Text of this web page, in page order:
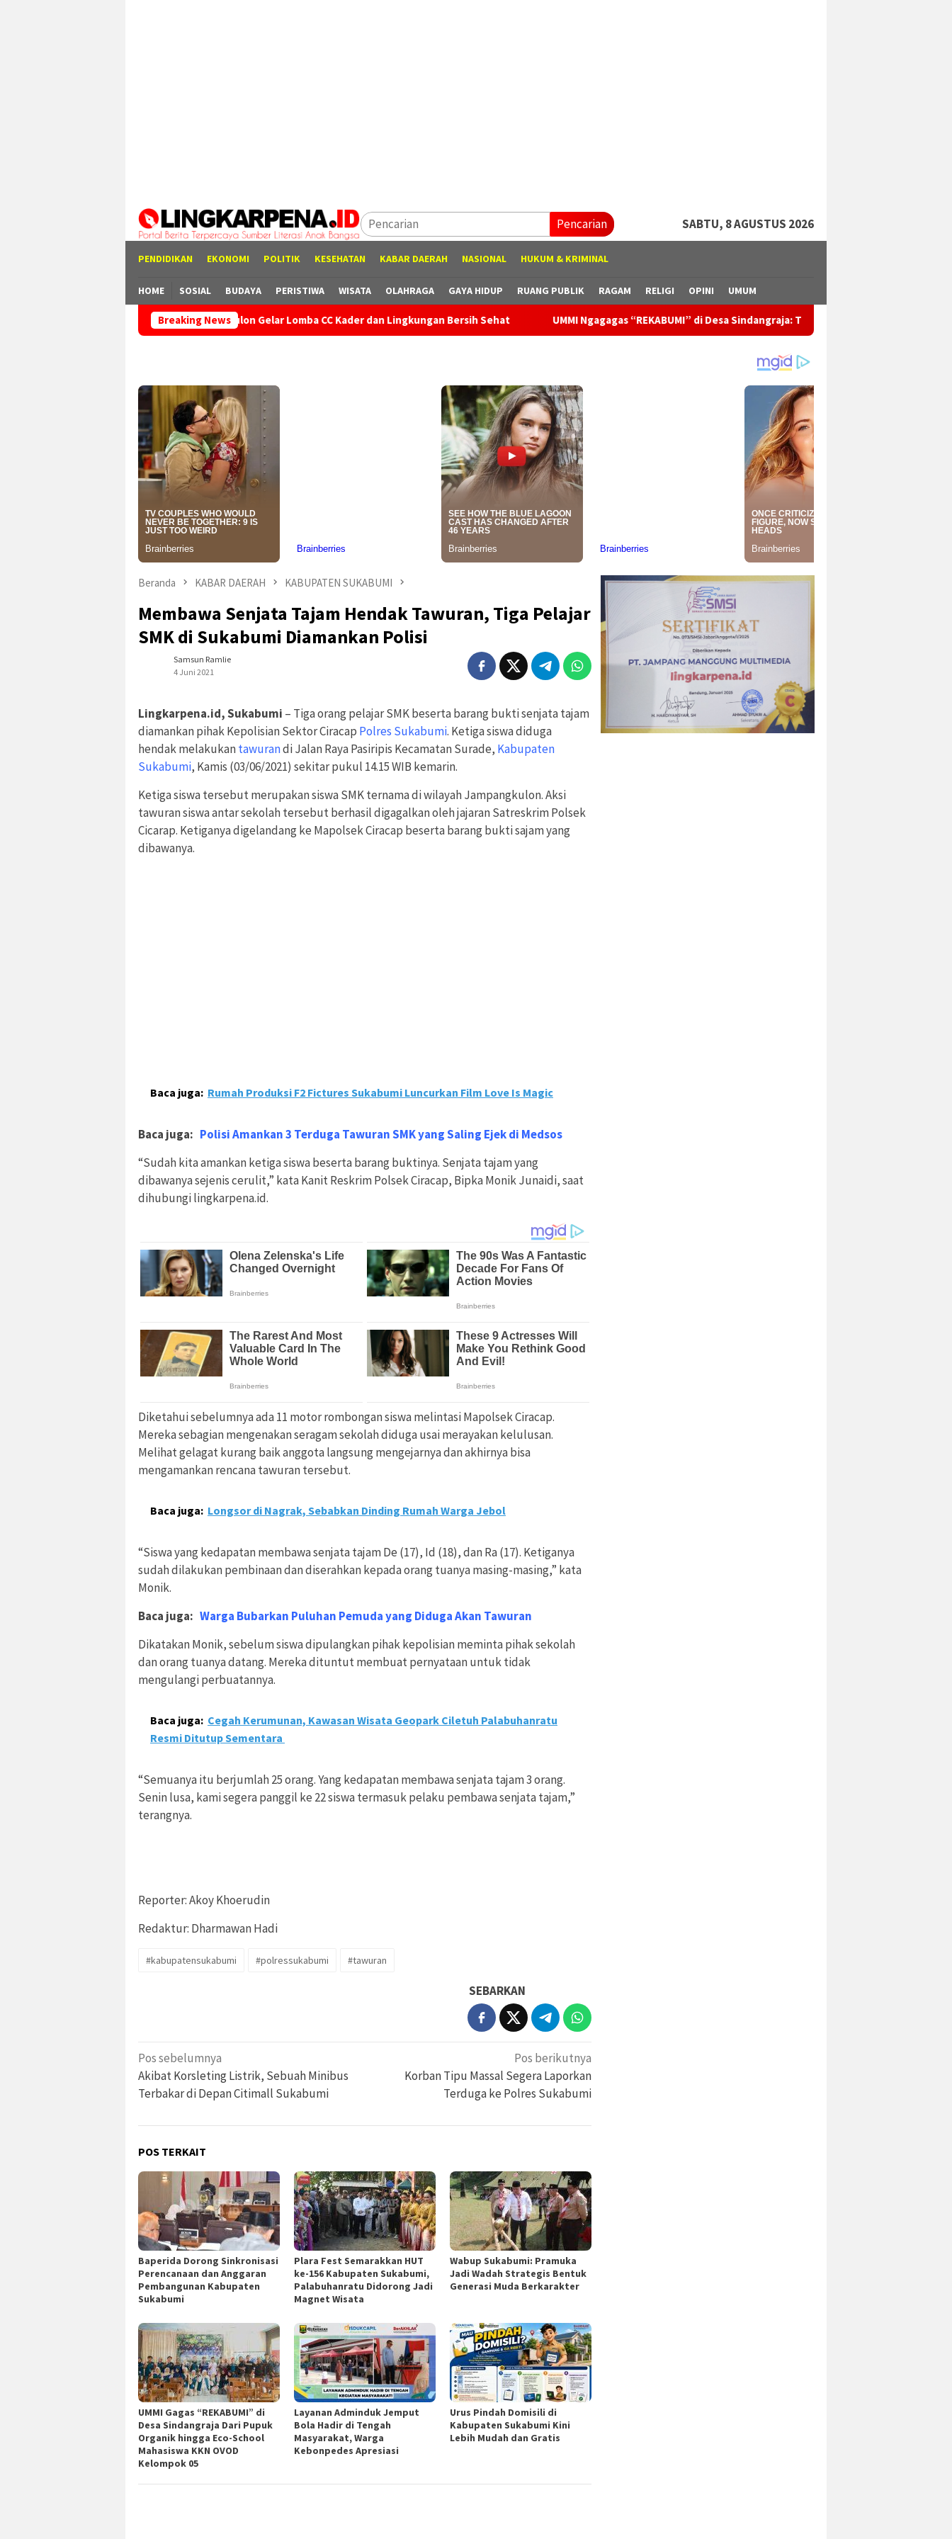
Pencarian SABTU, 8 AGUSTUS 2026
PENDIDIKAN EKONOMI POLITIK KESEHATAN KABAR DAERAH NASIONAL HUKUM & KRIMINAL
HOME SOSIAL BUDAYA PERISTIWA WISATA OLAHRAGA GAYA HIDUP RUANG PUBLIK RAGAM RELIGI OPINI UMUM
Breaking News
81 RI, Puskesmas Jampangkulon Gelar Lomba CC Kader dan Lingkungan Bersih Sehat UMMI Ngagagas “REKABUMI” di Desa Sindangraja: Ti Pupuk Organik dugi ka Eco-School Mahasiswa
Beranda KABAR DAERAH KABUPATEN SUKABUMI
Membawa Senjata Tajam Hendak Tawuran, Tiga Pelajar
SMK di Sukabumi Diamankan Polisi
Samsun Ramlie
4 Juni 2021
Lingkarpena.id, Sukabumi – Tiga orang pelajar SMK beserta barang bukti senjata tajam
diamankan pihak Kepolisian Sektor Ciracap Polres Sukabumi. Ketiga siswa diduga
hendak melakukantawurandi Jalan Raya Pasiripis Kecamatan Surade, Kabupaten
Sukabumi, Kamis (03/06/2021) sekitar pukul 14.15 WIB kemarin.
Ketiga siswa tersebut merupakan siswa SMK ternama di wilayah Jampangkulon. Aksi
tawuran siswa antar sekolah tersebut berhasil digagalkan oleh jajaran Satreskrim Polsek
Cicarap. Ketiganya digelandang ke Mapolsek Ciracap beserta barang bukti sajam yang
dibawanya.
Baca juga: Rumah Produksi F2 Fictures Sukabumi Luncurkan Film Love Is Magic
Baca juga: Polisi Amankan 3 Terduga Tawuran SMK yang Saling Ejek di Medsos
“Sudah kita amankan ketiga siswa beserta barang buktinya. Senjata tajam yang
dibawanya sejenis cerulit,” kata Kanit Reskrim Polsek Ciracap, Bipka Monik Junaidi, saat
dihubungi lingkarpena.id.
Diketahui sebelumnya ada 11 motor rombongan siswa melintasi Mapolsek Ciracap.
Mereka sebagian mengenakan seragam sekolah diduga usai merayakan kelulusan.
Melihat gelagat kurang baik anggota langsung mengejarnya dan akhirnya bisa
mengamankan rencana tawuran tersebut.
Baca juga: Longsor di Nagrak, Sebabkan Dinding Rumah Warga Jebol
“Siswa yang kedapatan membawa senjata tajam De (17), Id (18), dan Ra (17). Ketiganya
sudah dilakukan pembinaan dan diserahkan kepada orang tuanya masing-masing,” kata
Monik.
Baca juga: Warga Bubarkan Puluhan Pemuda yang Diduga Akan Tawuran
Dikatakan Monik, sebelum siswa dipulangkan pihak kepolisian meminta pihak sekolah
dan orang tuanya datang. Mereka dituntut membuat pernyataan untuk tidak
mengulangi perbuatannya.
Baca juga: Cegah Kerumunan, Kawasan Wisata Geopark Ciletuh Palabuhanratu
Resmi Ditutup Sementara
“Semuanya itu berjumlah 25 orang. Yang kedapatan membawa senjata tajam 3 orang.
Senin lusa, kami segera panggil ke 22 siswa termasuk pelaku pembawa senjata tajam,”
terangnya.
Reporter: Akoy Khoerudin
Redaktur: Dharmawan Hadi
#kabupatensukabumi #polressukabumi #tawuran
SEBARKAN
Navigasi
pos
Pos sebelumnya
Akibat Korsleting Listrik, Sebuah Minibus
Terbakar di Depan Citimall Sukabumi
Pos berikutnya
Korban Tipu Massal Segera Laporkan
Terduga ke Polres Sukabumi
POS TERKAIT
Baperida Dorong Sinkronisasi
Perencanaan dan Anggaran
Pembangunan Kabupaten
Sukabumi
Plara Fest Semarakkan HUT
ke-156 Kabupaten Sukabumi,
Palabuhanratu Didorong Jadi
Magnet Wisata
Wabup Sukabumi: Pramuka
Jadi Wadah Strategis Bentuk
Generasi Muda Berkarakter
UMMI Gagas “REKABUMI” di
Desa Sindangraja Dari Pupuk
Organik hingga Eco-School
Mahasiswa KKN OVOD
Kelompok 05
Layanan Adminduk Jemput
Bola Hadir di Tengah
Masyarakat, Warga
Kebonpedes Apresiasi
Urus Pindah Domisili di
Kabupaten Sukabumi Kini
Lebih Mudah dan Gratis